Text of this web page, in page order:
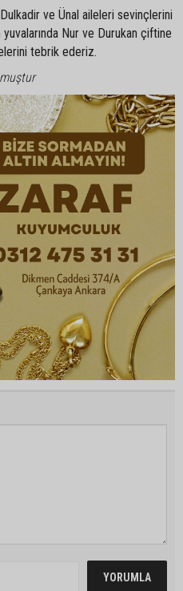
ve Ünal aileleri sevinçlerini
Nur ve Durukan çiftine
tebrik ederiz.